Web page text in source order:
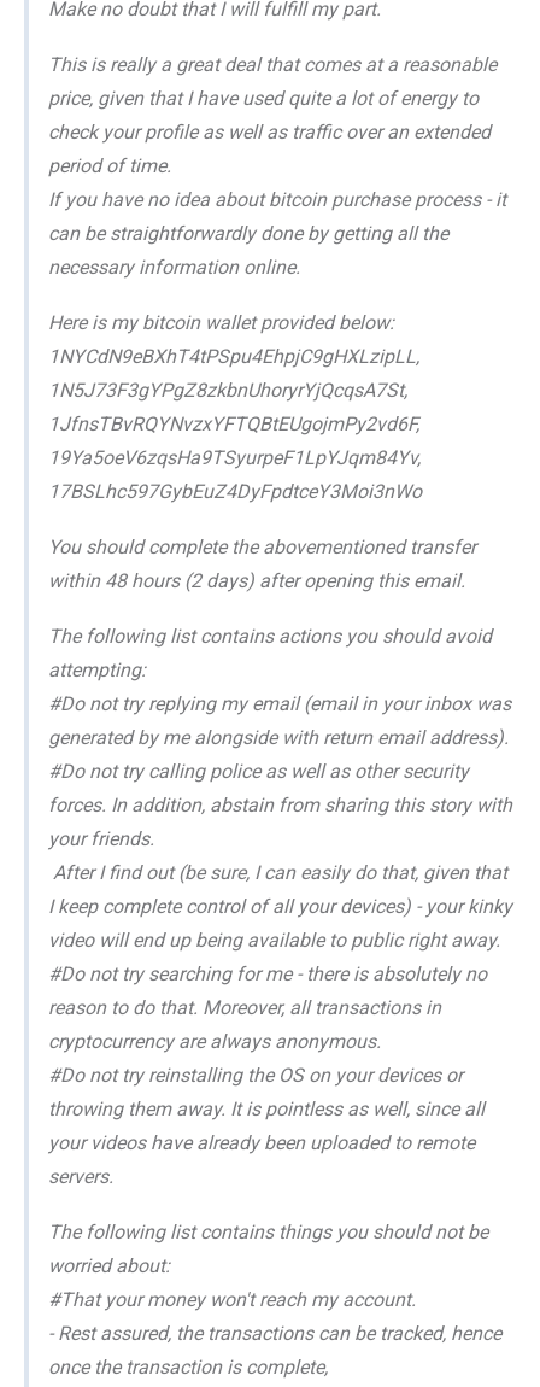
Make no doubt that I will fulfill my part.
This is really a great deal that comes at a reasonable
price, given that I have used quite a lot of energy to
check your profile as well as traffic over an extended
period of time.
If you have no idea about bitcoin purchase process - it
can be straightforwardly done by getting all the
necessary information online.
Here is my bitcoin wallet provided below:
1NYCdN9eBXhT4tPSpu4EhpjC9gHXLzipLL,
1N5J73F3gYPgZ8zkbnUhoryrYjQcqsA7St,
1JfnsTBvRQYNvzxYFTQBtEUgojmPy2vd6F,
19Ya5oeV6zqsHa9TSyurpeF1LpYJqm84Yv,
17BSLhc597GybEuZ4DyFpdtceY3Moi3nWo
You should complete the abovementioned transfer
within 48 hours (2 days) after opening this email.
The following list contains actions you should avoid
attempting:
#Do not try replying my email (email in your inbox was
generated by me alongside with return email address).
#Do not try calling police as well as other security
forces. In addition, abstain from sharing this story with
your friends.
After I find out (be sure, I can easily do that, given that
I keep complete control of all your devices) - your kinky
video will end up being available to public right away.
#Do not try searching for me - there is absolutely no
reason to do that. Moreover, all transactions in
cryptocurrency are always anonymous.
#Do not try reinstalling the OS on your devices or
throwing them away. It is pointless as well, since all
your videos have already been uploaded to remote
servers.
The following list contains things you should not be
worried about:
#That your money won't reach my account.
- Rest assured, the transactions can be tracked, hence
once the transaction is complete,